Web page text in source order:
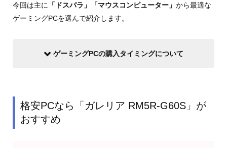
今回は主に 「ドスパラ」「マウスコンピューター」 から最適な
ゲーミングPCを選んで紹介します。
ゲーミングPCの購入タイミングについて
格安PCなら「ガレリア RM5R-G60S」が
おすすめ